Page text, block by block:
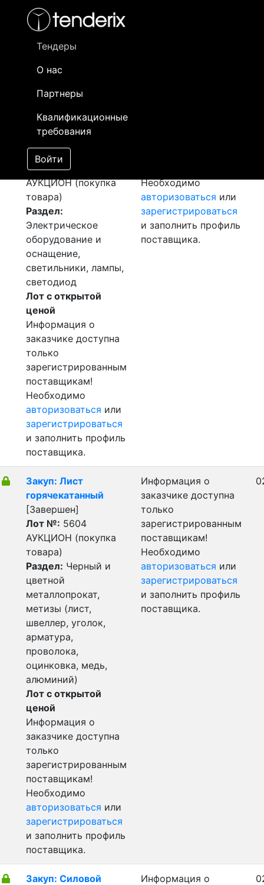
Тендеры
О нас
Партнеры
Квалификационные
требования
Войти
- активный лот
- сохраненный лот (не опубликован)
Закуп: Материалы
для компрессора
REMEZA BK 50T-8
[Завершен]
Лот №:5605
АУКЦИОН (покупка
товара)
Раздел:
Электрическое
оборудование и
оснащение,
светильники, лампы,
светодиод
Лот с открытой
ценой
Информация о
заказчике доступна
только
зарегистрированным
поставщикам!
Необходимо
авторизоваться или
зарегистрироваться
и заполнить профиль
поставщика.
Необходимо
авторизоваться или
зарегистрироваться
и заполнить профиль
поставщика.
Закуп: Лист
горячекатанный
[Завершен]
Лот №: 5604
АУКЦИОН (покупка
товара)
Раздел: Черный и
цветной
металлопрокат,
метизы (лист,
швеллер, уголок,
арматура,
проволока,
оцинковка, медь,
алюминий)
Лот с открытой
ценой
Информация о
заказчике доступна
только
зарегистрированным
поставщикам!
Необходимо
авторизоваться или
зарегистрироваться
и заполнить профиль
поставщика.
Информация о
заказчике доступна
только
зарегистрированным
поставщикам!
Необходимо
авторизоваться или
зарегистрироваться
и заполнить профиль
поставщика.
Закуп: Силовой
Информация о